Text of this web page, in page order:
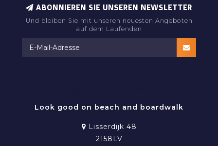
ABONNIEREN SIE UNSEREN NEWSLETTER
Und bleiben Sie mit unseren neuesten Angeboten
auf dem Laufenden
Look good on beach and boardwalk
Lisserdijk 48
2158LV